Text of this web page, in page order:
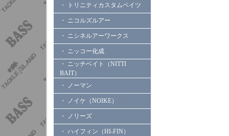
・ トリニティカスタムベイツ
・ ニコルズルアー
・ ニシネルアーワークス
・ ニッコー化成
・ ニッチベイト（NITTI
BAIT）
・ ノーマン
・ ノイケ（NOIKE）
・ ノリーズ
・ ハイフィン（HI-FIN）